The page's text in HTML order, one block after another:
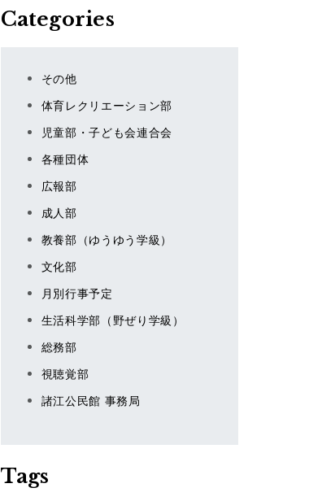
Categories
その他
体育レクリエーション部
児童部・子ども会連合会
各種団体
広報部
成人部
教養部（ゆうゆう学級）
文化部
月別行事予定
生活科学部（野ぜり学級）
総務部
視聴覚部
諸江公民館 事務局
Tags